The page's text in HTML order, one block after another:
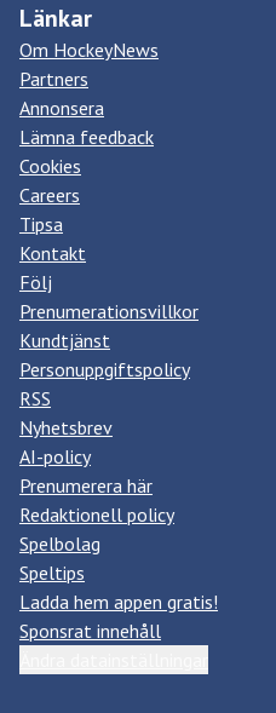
Länkar
Om HockeyNews
Partners
Annonsera
Lämna feedback
Cookies
Careers
Tipsa
Kontakt
Följ
Prenumerationsvillkor
Kundtjänst
Personuppgiftspolicy
RSS
Nyhetsbrev
AI-policy
Prenumerera här
Redaktionell policy
Spelbolag
Speltips
Ladda hem appen gratis!
Sponsrat innehåll